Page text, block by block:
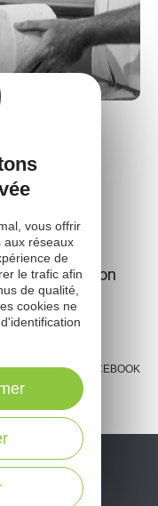
la fabrication
FACEBOOK
vous offrir
aux réseaux
de
le trafic afin
de qualité,
cookies ne